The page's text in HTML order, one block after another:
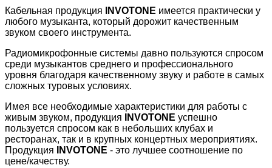
Кабельная продукция INVOTONE имеется практически у
любого музыканта, который дорожит качественным
звуком своего инструмента.
Радиомикрофонные системы давно пользуются спросом
среди музыкантов среднего и профессионального
уровня благодаря качественному звуку и работе в самых
сложных туровых условиях.
Имея все необходимые характеристики для работы с
живым звуком, продукция INVOTONE успешно
пользуется спросом как в небольших клубах и
ресторанах, так и в крупных концертных мероприятиях.
Продукция INVOTONE - это лучшее соотношение по
цене/качеству.